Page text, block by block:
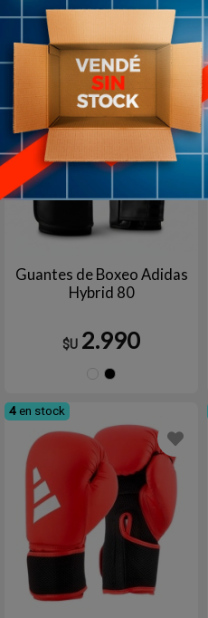
NEGRA
7 en stock
Guantes de Boxeo Adidas
Hybrid 80
$U 2.990
4 en stock